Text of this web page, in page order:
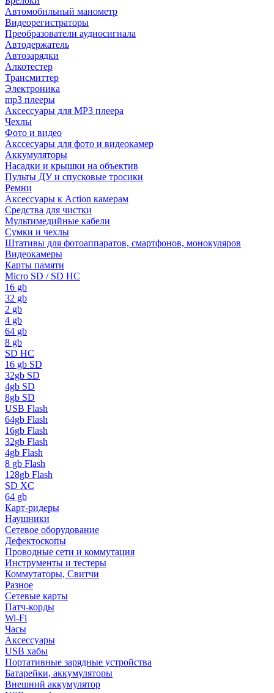
Автомобильный манометр
Видеорегистраторы
Преобразователи аудиосигнала
Автодержатель
Автозарядки
Алкотестер
Трансмиттер
Электроника
mp3 плееры
Аксессуары для MP3 плеера
Чехлы
Фото и видео
Акссесуары для фото и видеокамер
Аккумуляторы
Насадки и крышки на объектив
Пульты ДУ и спусковые тросики
Ремни
Аксессуары к Action камерам
Средства для чистки
Мультимедийные кабели
Сумки и чехлы
Штативы для фотоаппаратов, смартфонов, монокуляров
Видеокамеры
Карты памяти
Micro SD / SD HC
16 gb
32 gb
2 gb
4 gb
64 gb
8 gb
SD HC
16 gb SD
32gb SD
4gb SD
8gb SD
USB Flash
64gb Flash
16gb Flash
32gb Flash
4gb Flash
8 gb Flash
128gb Flash
SD XC
64 gb
Карт-ридеры
Наушники
Сетевое оборудование
Дефектоскопы
Проводные сети и коммутация
Инструменты и тестеры
Коммутаторы, Свитчи
Разное
Сетевые карты
Патч-корды
Wi-Fi
Часы
Аксессуары
USB хабы
Портативные зарядные устройства
Батарейки, аккумуляторы
Внешний аккумулятор